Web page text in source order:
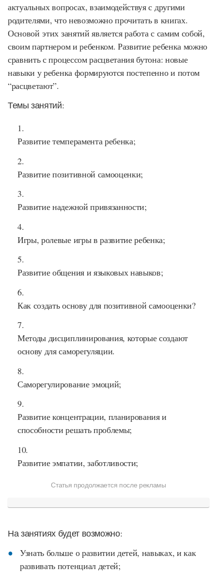
актуальных вопросах, взаимодействуя с другими
родителями, что невозможно прочитать в книгах.
Основой этих занятий является работа с самим собой,
своим партнером и ребенком. Развитие ребенка можно
сравнить с процессом расцветания бутона: новые
навыки у ребенка формируются постепенно и потом
“расцветают”.
Темы занятий:
Развитие темперамента ребенка;
Развитие позитивной самооценки;
Развитие надежной привязанности;
Игры, ролевые игры в развитие ребенка;
Развитие общения и языковых навыков;
Как создать основу для позитивной самооценки?
Методы дисциплинирования, которые создают
основу для саморегуляции.
Саморегулирование эмоций;
Развитие концентрации, планирования и
способности решать проблемы;
Развитие эмпатии, заботливости;
Статья продолжается после рекламы
На занятиях будет возможно:
Узнать больше о развитии детей, навыках, и как
развивать потенциал детей;